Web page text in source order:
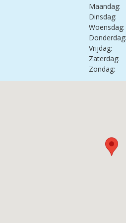
Maandag:
Dinsdag:
Woensdag:
Donderdag:
Vrijdag:
Zaterdag:
Zondag: